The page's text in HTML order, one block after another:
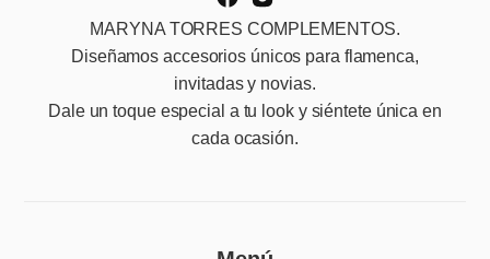
MARYNA TORRES COMPLEMENTOS.
Diseñamos accesorios únicos para flamenca,
invitadas y novias.
Dale un toque especial a tu look y siéntete única en
cada ocasión.